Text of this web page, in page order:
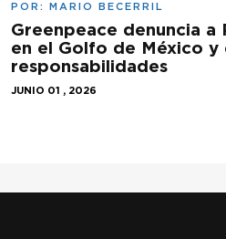
POR: MARIO BECERRIL
Greenpeace denuncia a
en el Golfo de México y
responsabilidades
JUNIO 01 , 2026